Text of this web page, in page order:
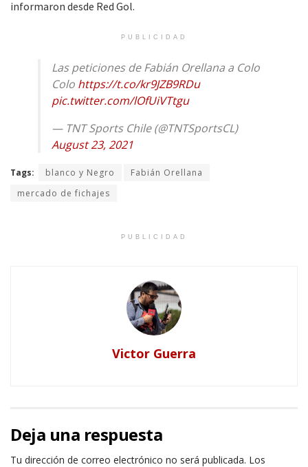
informaron desde Red Gol.
PUBLICIDAD
Las peticiones de Fabián Orellana a Colo
Colo https://t.co/kr9JZB9RDu
pic.twitter.com/lOfUiVTtgu
— TNT Sports Chile (@TNTSportsCL)
August 23, 2021
Tags: blanco y Negro
Fabián Orellana
mercado de fichajes
PUBLICIDAD
Victor Guerra
Deja una respuesta
Tu dirección de correo electrónico no será publicada. Los